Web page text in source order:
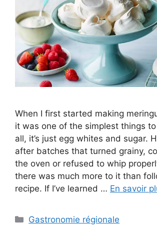
When I first started making
it was one of the simplest things
all, it’s just egg whites and sugar.
after batches that turned grainy,
the oven or refused to whip
there was much more to it than
recipe. If I’ve learned … En savoir
Categories
Gastronomie régionale